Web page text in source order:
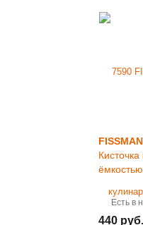
FISSMAN
ёмкостью
Есть в
440 руб.